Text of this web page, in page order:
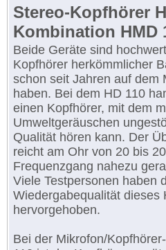
Stereo-Kopfhörer
Kombination HMD
Beide Geräte sind
Kopfhörer herkömmlicher
schon seit Jahren auf dem
haben. Bei dem HD 110
einen Kopfhörer, mit dem
Umweltgeräuschen
Qualität hören kann. Der
reicht am Ohr von 20 bis
Frequenzgang nahezu
Viele Testpersonen haben
Wiedergabequalität dieses
hervorgehoben.
Bei der Mikrofon/